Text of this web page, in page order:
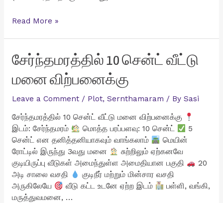
சுரண்டை
4
சென்ட்
வீட்டு
விற்பனைக்கு
Read More »
சேர்ந்தமரத்தில் 10 சென்ட் வீட்டு
மனை விற்பனைக்கு
Leave a Comment / Plot, Sernthamaram / By Sasi
சேர்ந்தமரத்தில் 10 சென்ட் வீட்டு மனை விற்பனைக்கு
இடம்: சேர்ந்தமரம்
மொத்த பரப்பளவு: 10 சென்ட்
5
சென்ட் என தனித்தனியாகவும் வாங்கலாம்
மெயின்
ரோட்டில் இருந்து 3வது மனை
சுற்றிலும் ஏற்கனவே
குடியிருப்பு வீடுகள் அமைந்துள்ள அமைதியான பகுதி
20
அடி சாலை வசதி
குடிநீர் மற்றும் மின்சார வசதி
அருகிலேயே
வீடு கட்ட உடனே ஏற்ற இடம்
பள்ளி, வங்கி,
மருத்துவமனை, …